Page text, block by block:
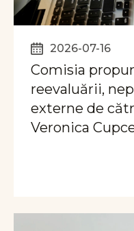
2026-07-16
Comisia
reevaluării,
externe de
Veronica